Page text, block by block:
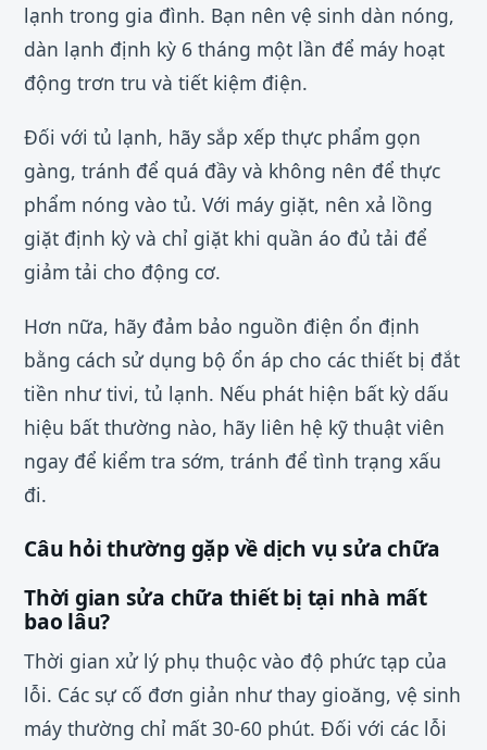
lạnh trong gia đình. Bạn nên vệ sinh dàn nóng,
dàn lạnh định kỳ 6 tháng một lần để máy hoạt
động trơn tru và tiết kiệm điện.
Đối với tủ lạnh, hãy sắp xếp thực phẩm gọn
gàng, tránh để quá đầy và không nên để thực
phẩm nóng vào tủ. Với máy giặt, nên xả lồng
giặt định kỳ và chỉ giặt khi quần áo đủ tải để
giảm tải cho động cơ.
Hơn nữa, hãy đảm bảo nguồn điện ổn định
bằng cách sử dụng bộ ổn áp cho các thiết bị đắt
tiền như tivi, tủ lạnh. Nếu phát hiện bất kỳ dấu
hiệu bất thường nào, hãy liên hệ kỹ thuật viên
ngay để kiểm tra sớm, tránh để tình trạng xấu
đi.
Câu hỏi thường gặp về dịch vụ sửa chữa
Thời gian sửa chữa thiết bị tại nhà mất
bao lâu?
Thời gian xử lý phụ thuộc vào độ phức tạp của
lỗi. Các sự cố đơn giản như thay gioăng, vệ sinh
máy thường chỉ mất 30-60 phút. Đối với các lỗi